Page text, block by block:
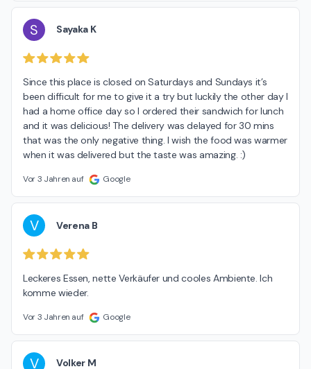
S Sayaka K
Since this place is closed on Saturdays and Sundays it’s
been difficult for me to give it a try but luckily the other day I
had a home office day so I ordered their sandwich for lunch
and it was delicious! The delivery was delayed for 30 mins
that was the only negative thing. I wish the food was warmer
when it was delivered but the taste was amazing. :)
Vor 3 Jahren auf Google
V Verena B
Leckeres Essen, nette Verkäufer und cooles Ambiente. Ich
komme wieder.
Vor 3 Jahren auf Google
V Volker M